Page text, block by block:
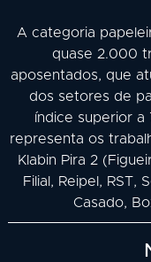
A categoria
quase 2.000
aposentados, que
dos setores de
índice superior a
representa os
Klabin Pira 2
Filial, Reipel, RST,
Casado,